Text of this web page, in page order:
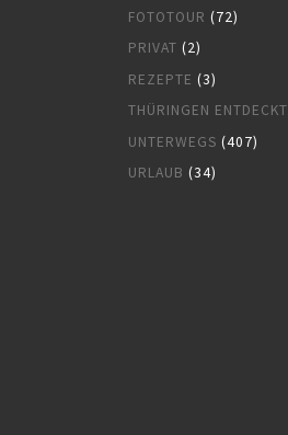
FOTOTOUR (72)
PRIVAT (2)
REZEPTE (3)
THÜRINGEN ENTDECKT
UNTERWEGS (407)
URLAUB (34)